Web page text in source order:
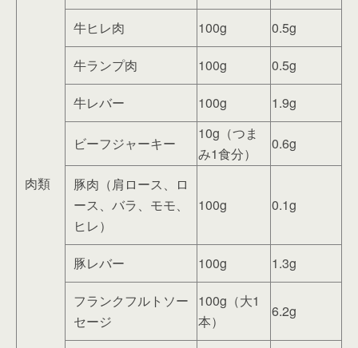
肉類
牛ヒレ肉 100g 0.5g
牛ランプ肉 100g 0.5g
牛レバー 100g 1.9g
ビーフジャーキー
10g（つま
み1食分）
0.6g
豚肉（肩ロース、ロ
ース、バラ、モモ、
ヒレ）
100g 0.1g
豚レバー 100g 1.3g
フランクフルトソー
セージ
100g（大1
本）
6.2g